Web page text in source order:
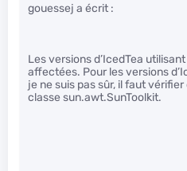
gouessej a écrit :
Les versions d’IcedTea
affectées. Pour les versions
je ne suis pas sûr, il faut
classe sun.awt.SunToolkit.